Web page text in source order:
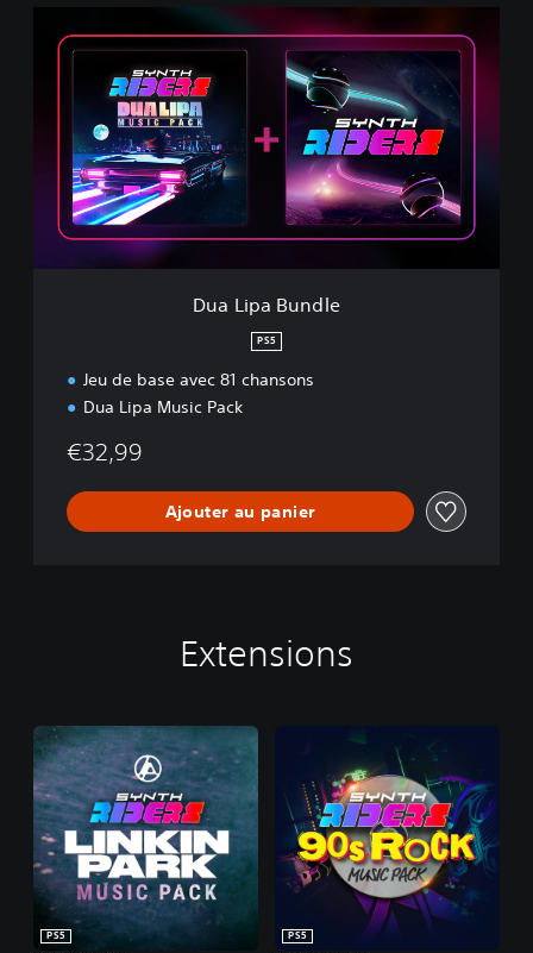
Dua Lipa Bundle
PS5
Jeu de base avec 81 chansons
Dua Lipa Music Pack
€32,99
Ajouter au panier
Extensions
PS5
PS5